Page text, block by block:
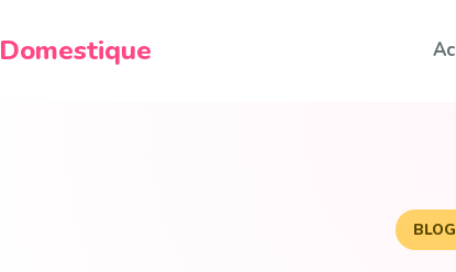
Domestique
BLOG